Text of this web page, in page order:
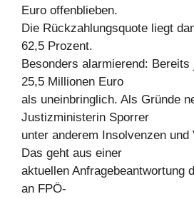
Euro offenblieben.
Die Rückzahlungsquote liegt
62,5 Prozent.
Besonders alarmierend:
25,5 Millionen Euro
als uneinbringlich. Als Gründe
Justizministerin Sporrer
unter anderem Insolvenzen und
Das geht aus einer
aktuellen Anfragebeantwortung
an FPÖ-